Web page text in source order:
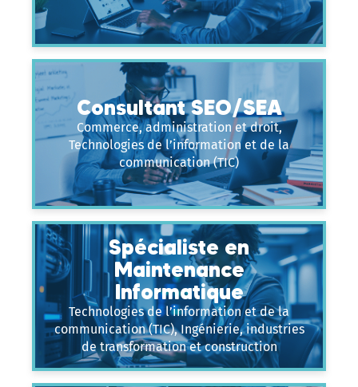
Consultant SEO/SEA
Commerce, administration et droit,
Technologies de l’information et de la
communication (TIC)
Spécialiste en
Maintenance
Informatique
Technologies de l’information et de la
communication (TIC), Ingénierie, industries
de transformation et construction